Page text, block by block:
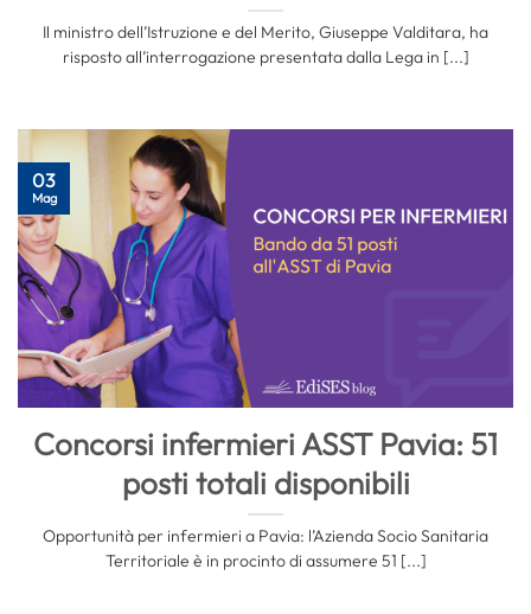
Il ministro dell’Istruzione e del Merito, Giuseppe Valditara, ha
risposto all’interrogazione presentata dalla Lega in [...]
Concorsi infermieri ASST Pavia: 51
posti totali disponibili
Opportunità per infermieri a Pavia: l’Azienda Socio Sanitaria
Territoriale è in procinto di assumere 51 [...]
03
Mag